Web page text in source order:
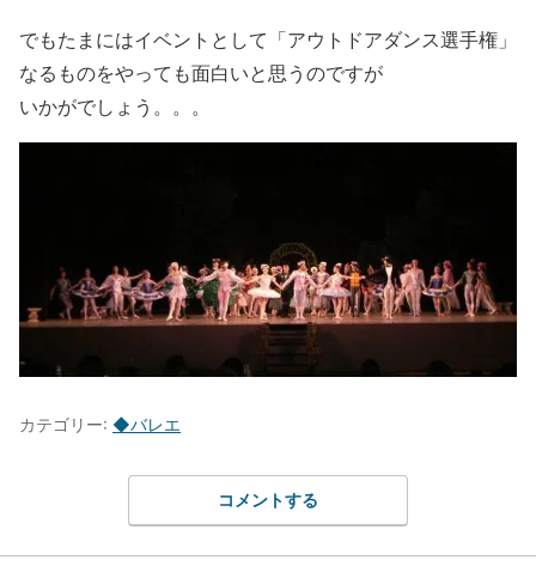
でもたまにはイベントとして「アウトドアダンス選手権」
なるものをやっても面白いと思うのですが
いかがでしょう。。。
カテゴリー: ◆バレエ
コメントする